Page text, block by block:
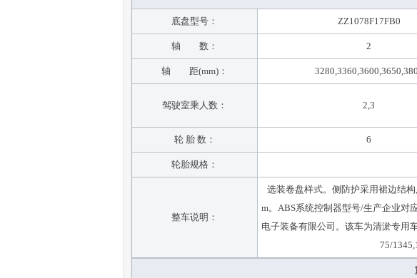
底盘型号： ZZ1078F17FB0
轴 数： 2
轴 距(mm)：
驾驶室乘人数： 2,3
轮 胎 数： 6
轮胎规格：
整车说明：
选装卷盘样式。侧防护采用裙边结
m。ABS系统控制器型号/生产企业对
电子装备有限公司。该车为清淤专用
75/